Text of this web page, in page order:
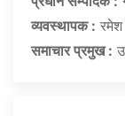
व्यवस्थापक :
समाचार प्रमुख :